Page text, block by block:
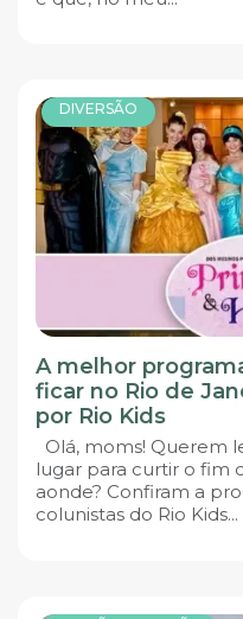
DIVERSÃO
A melhor
ficar no Rio de
por Rio Kids
Olá, moms! Querem
lugar para curtir o fim
aonde? Confiram a
colunistas do Rio Kids...